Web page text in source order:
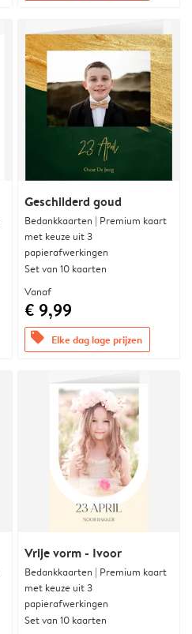
Geschilderd goud
Bedankkaarten | Premium kaart
met keuze uit 3
papierafwerkingen
Set van 10 kaarten
Vanaf
€ 9,99
offers Elke dag lage prijzen
Vrije vorm - Ivoor
Bedankkaarten | Premium kaart
met keuze uit 3
papierafwerkingen
Set van 10 kaarten